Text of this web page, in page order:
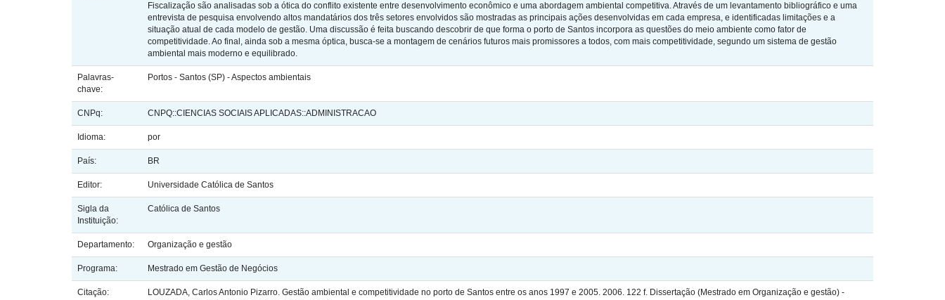
Fiscalização são analisadas sob a ótica do conflito existente entre desenvolvimento econômico e uma abordagem ambiental competitiva. Através de um levantamento bibliográfico e uma
entrevista de pesquisa envolvendo altos mandatários dos três setores envolvidos são mostradas as principais ações desenvolvidas em cada empresa, e identificadas limitações e a
situação atual de cada modelo de gestão. Uma discussão é feita buscando descobrir de que forma o porto de Santos incorpora as questões do meio ambiente como fator de
competitividade. Ao final, ainda sob a mesma óptica, busca-se a montagem de cenários futuros mais promissores a todos, com mais competitividade, segundo um sistema de gestão
ambiental mais moderno e equilibrado.
Palavras-
chave:
Portos - Santos (SP) - Aspectos ambientais
CNPq: CNPQ::CIENCIAS SOCIAIS APLICADAS::ADMINISTRACAO
Idioma: por
País: BR
Editor: Universidade Católica de Santos
Sigla da
Instituição:
Católica de Santos
Departamento: Organização e gestão
Programa: Mestrado em Gestão de Negócios
Citação:
LOUZADA, Carlos Antonio Pizarro. Gestão ambiental e competitividade no porto de Santos entre os anos 1997 e 2005. 2006. 122 f. Dissertação (Mestrado em Organização e gestão) -